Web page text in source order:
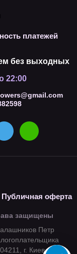
платежей
без выходных
22:00
Публичная оферта
защищены
Петр
г. Киев, ул.